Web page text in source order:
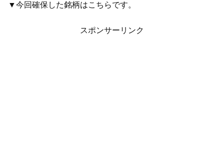
▼今回確保した銘柄はこちらです。
スポンサーリンク